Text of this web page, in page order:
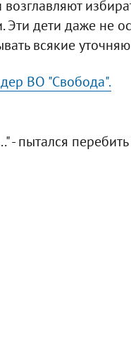
возглавляют
Эти дети даже не
всякие
ВО "Свобода".
пытался перебить